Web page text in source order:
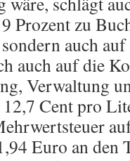
Prozent zu
auch
auch auf die
Verwaltung
12,7 Cent pro
Euro an den